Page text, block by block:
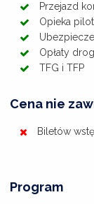
Przejazd
Opieka
Opłaty
TFG i TFP
Cena nie
Biletów
Program